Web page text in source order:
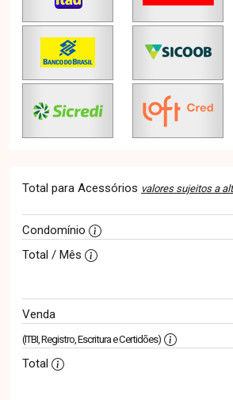
Total para Acessórios valores sujeitos a
Condomínio
Total / Mês
Venda
(ITBI, Registro, Escritura e Certidões)
Total